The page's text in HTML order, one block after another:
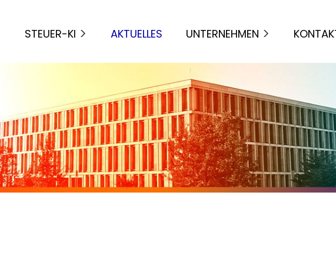
STEUER-KI AKTUELLES UNTERNEHMEN